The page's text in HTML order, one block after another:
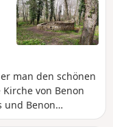
man den schönen
von Benon
und Benon